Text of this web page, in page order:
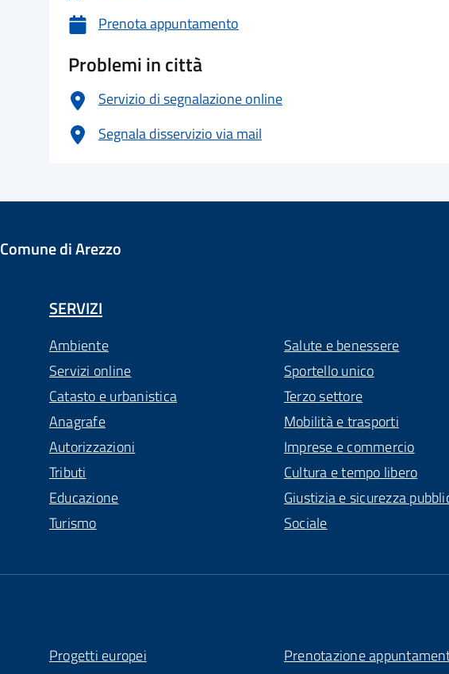
Prenota appuntamento
Problemi in città
Servizio di segnalazione online
Segnala disservizio via mail
Comune di Arezzo
SERVIZI
Ambiente
Servizi online
Catasto e urbanistica
Anagrafe
Autorizzazioni
Tributi
Educazione
Turismo
Salute e benessere
Sportello unico
Terzo settore
Mobilità e trasporti
Imprese e commercio
Cultura e tempo libero
Giustizia e sicurezza
Sociale
Progetti europei
Prenotazione